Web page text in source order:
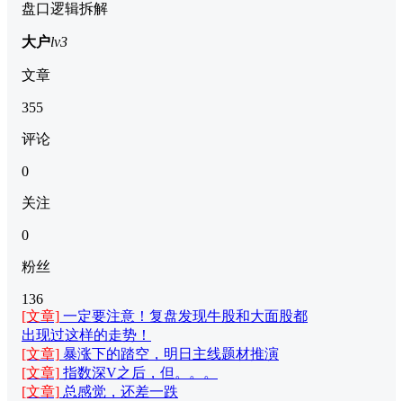
盘口逻辑拆解
大户lv3
文章
355
评论
0
关注
0
粉丝
136
[文章] 一定要注意！复盘发现牛股和大面股都
出现过这样的走势！
[文章] 暴涨下的踏空，明日主线题材推演
[文章] 指数深V之后，但。。。
[文章] 总感觉，还差一跌